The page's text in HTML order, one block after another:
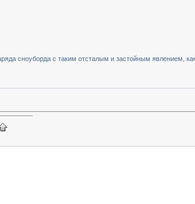
сноуборда с таким отсталым и застойным явлением,